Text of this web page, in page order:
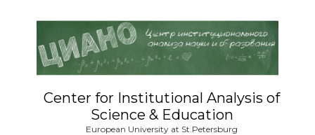
Center for Institutional Analysis of
Science & Education
European University at St.Petersburg